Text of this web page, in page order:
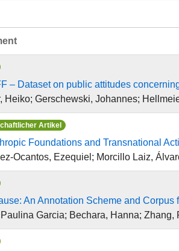
– Dataset on public attitudes
Heiko; Gerschewski, Johannes;
Artikel
Foundations and Transnational
Ocantos, Ezequiel; Morcillo Laiz,
An Annotation Scheme and Corpus
Garcia; Bechara, Hanna; Zhang,